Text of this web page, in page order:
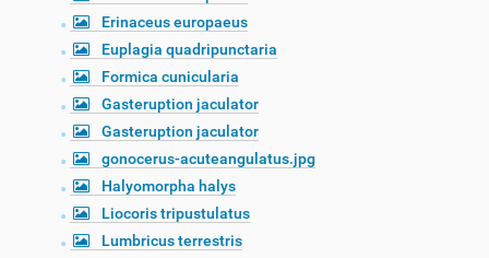
Erinaceus europaeus
Euplagia quadripunctaria
Formica cunicularia
Gasteruption jaculator
Gasteruption jaculator
gonocerus-acuteangulatus.jpg
Halyomorpha halys
Liocoris tripustulatus
Lumbricus terrestris